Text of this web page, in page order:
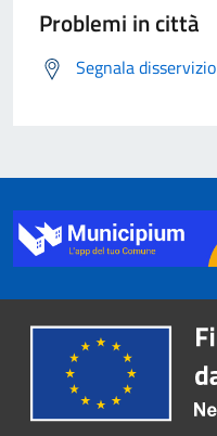
Problemi in città
Segnala disservizio